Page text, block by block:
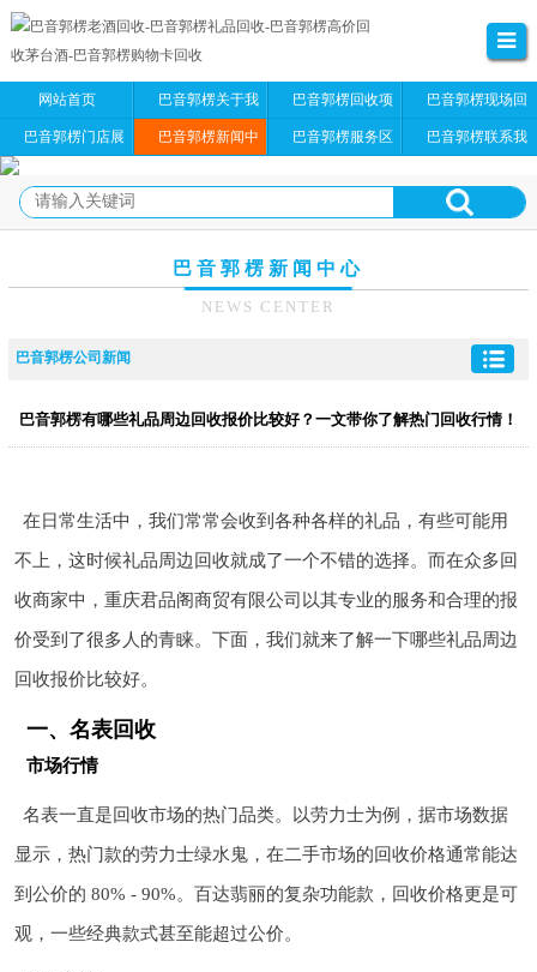
网站首页 巴音郭楞关于我
们
巴音郭楞回收项
目
巴音郭楞现场回
收
巴音郭楞门店展 巴音郭楞新闻中 巴音郭楞服务区 巴音郭楞联系我
巴音郭楞新闻中心
NEWS CENTER
巴音郭楞公司新闻
巴音郭楞有哪些礼品周边回收报价比较好？一文带你了解热门回收行情！
在日常生活中，我们常常会收到各种各样的礼品，有些可能用
不上，这时候礼品周边回收就成了一个不错的选择。而在众多回
收商家中，重庆君品阁商贸有限公司以其专业的服务和合理的报
价受到了很多人的青睐。下面，我们就来了解一下哪些礼品周边
回收报价比较好。
一、名表回收
市场行情
名表一直是回收市场的热门品类。以劳力士为例，据市场数据
显示，热门款的劳力士绿水鬼，在二手市场的回收价格通常能达
到公价的 80% - 90%。百达翡丽的复杂功能款，回收价格更是可
观，一些经典款式甚至能超过公价。